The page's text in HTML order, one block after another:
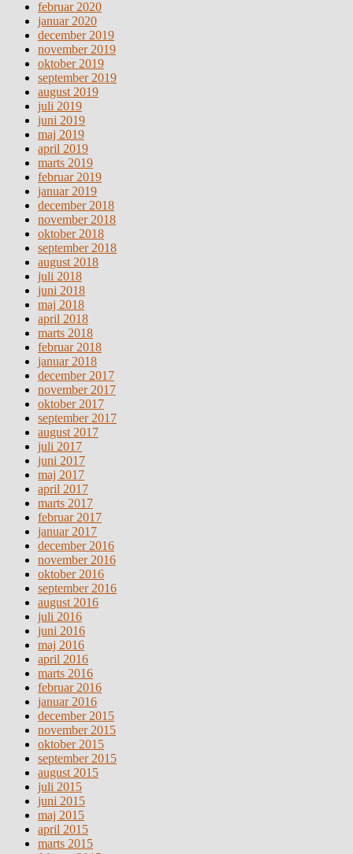
februar 2020
januar 2020
december 2019
november 2019
oktober 2019
september 2019
august 2019
juli 2019
juni 2019
maj 2019
april 2019
marts 2019
februar 2019
januar 2019
december 2018
november 2018
oktober 2018
september 2018
august 2018
juli 2018
juni 2018
maj 2018
april 2018
marts 2018
februar 2018
januar 2018
december 2017
november 2017
oktober 2017
september 2017
august 2017
juli 2017
juni 2017
maj 2017
april 2017
marts 2017
februar 2017
januar 2017
december 2016
november 2016
oktober 2016
september 2016
august 2016
juli 2016
juni 2016
maj 2016
april 2016
marts 2016
februar 2016
januar 2016
december 2015
november 2015
oktober 2015
september 2015
august 2015
juli 2015
juni 2015
maj 2015
april 2015
marts 2015